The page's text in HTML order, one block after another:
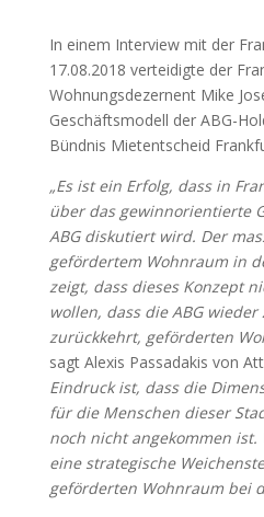
In einem Interview mit der
17.08.2018 verteidigte der
Wohnungsdezernent Mike
Geschäftsmodell der ABG-
Bündnis Mietentscheid
„Es ist ein Erfolg, dass in
über das gewinnorientierte
ABG diskutiert wird. Der
gefördertem Wohnraum in
zeigt, dass dieses Konzept
wollen, dass die ABG
zurückkehrt, geförderten
sagt Alexis Passadakis von
Eindruck ist, dass die
für die Menschen dieser
noch nicht angekommen
eine strategische
geförderten Wohnraum bei